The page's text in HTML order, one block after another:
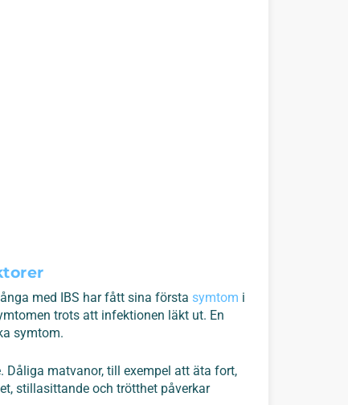
med IBS har fått sina förstasymtom i
trots att infektionen läkt ut. En
symtom.
matvanor, till exempel att äta fort,
stillasittande och trötthet påverkar